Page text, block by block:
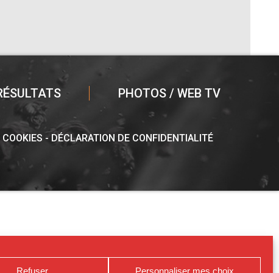
Refuser Personnaliser mes choix
PHOTOS / WEB TV
DÉCLARATION DE CONFIDENTIALITÉ